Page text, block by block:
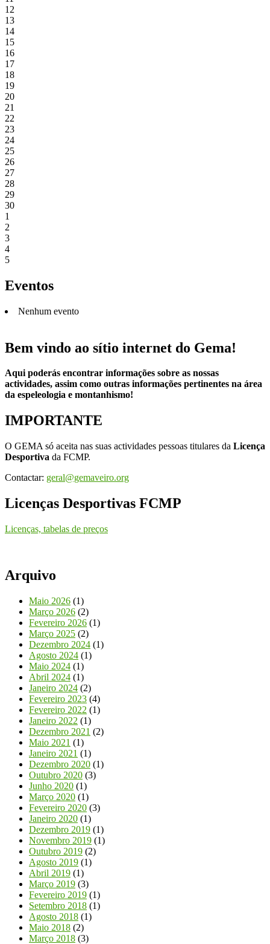
12
13
14
15
16
17
18
19
20
21
22
23
24
25
26
27
28
29
30
1
2
3
4
5
Eventos
Nenhum evento
Bem vindo ao sítio internet do Gema!
Aqui poderás encontrar informações sobre as nossas
actividades, assim como outras informações pertinentes na área
da espeleologia e montanhismo!
IMPORTANTE
O GEMA só aceita nas suas actividades pessoas titulares da Licença
Desportiva da FCMP.
Contactar: geral@gemaveiro.org
Licenças Desportivas FCMP
Licenças, tabelas de preços
Arquivo
Maio 2026 (1)
Março 2026 (2)
Fevereiro 2026 (1)
Março 2025 (2)
Dezembro 2024 (1)
Agosto 2024 (1)
Maio 2024 (1)
Abril 2024 (1)
Janeiro 2024 (2)
Fevereiro 2023 (4)
Fevereiro 2022 (1)
Janeiro 2022 (1)
Dezembro 2021 (2)
Maio 2021 (1)
Janeiro 2021 (1)
Dezembro 2020 (1)
Outubro 2020 (3)
Junho 2020 (1)
Março 2020 (1)
Fevereiro 2020 (3)
Janeiro 2020 (1)
Dezembro 2019 (1)
Novembro 2019 (1)
Outubro 2019 (2)
Agosto 2019 (1)
Abril 2019 (1)
Março 2019 (3)
Fevereiro 2019 (1)
Setembro 2018 (1)
Agosto 2018 (1)
Maio 2018 (2)
Março 2018 (3)